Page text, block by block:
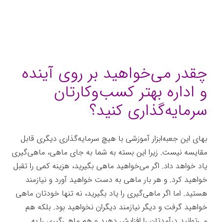
چقدر می‌خواهید بر روی آینده
و اداره بهتر کسب‌وکارتان
سرمایه‌گذاری کنید؟
بهای این جعبه‌ابزار آموزشی با هیچ سرمایه‌گذاری دیگری قابل
مقایسه نیست. زیرا این بسته به شما به جای ماهی، ماهی‌گیری
یاد خواهد داد. اگر می‌خواهید ماهی بگیرید، هزینه کمی را تقبل
خواهید کرد. و هر بار ماهی به دست خواهید آورد و نیازمند
هستید. اما اگر ماهی‌گیری را یاد بگیرید، نه تنها خودتان ماهی
خواهید گرفت و دیگر نیازمند دیگران نخواهید بود. بلکه هم